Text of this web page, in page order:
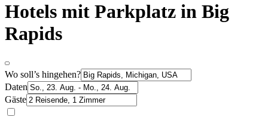
Hotels mit Parkplatz in Big
Rapids
Wo soll’s hingehen?
Daten
Gäste